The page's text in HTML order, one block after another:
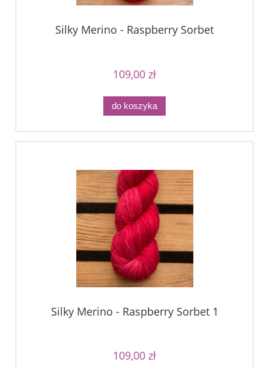
Silky Merino - Raspberry Sorbet
109,00 zł
do koszyka
Silky Merino - Raspberry Sorbet 1
109,00 zł